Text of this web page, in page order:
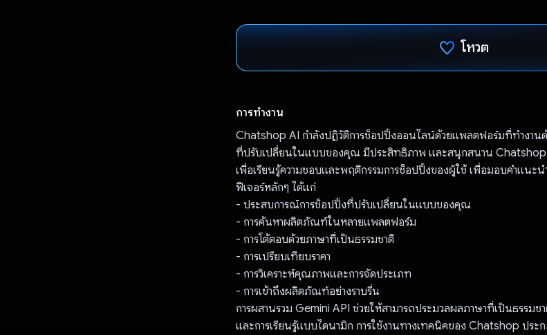
โหวต
การทำงาน
Chatshop AI กำลังปฏิวัติการช็อปปิ้งออนไลน์ด้วยแพลตฟอร์มที่ทำงาน
ที่ปรับเปลี่ยนในแบบของคุณ มีประสิทธิภาพ และสนุกสนาน Chatshop
เพื่อเรียนรู้ความชอบและพฤติกรรมการช็อปปิ้งของผู้ใช้ เพื่อมอบคำแน
ฟีเจอร์หลักๆ ได้แก่
- ประสบการณ์การช็อปปิ้งที่ปรับเปลี่ยนในแบบของคุณ
- การค้นหาผลิตภัณฑ์ในหลายแพลตฟอร์ม
- การโต้ตอบด้วยภาษาที่เป็นธรรมชาติ
- การเปรียบเทียบราคา
- การวิเคราะห์คุณภาพและการจัดประเภท
- การเข้าถึงผลิตภัณฑ์อย่างราบรื่น
การผสานรวม Gemini API ช่วยให้สามารถประมวลผลภาษาที่เป็นธรรม
และการเรียนรู้แบบไดนามิก การใช้งานทางเทคนิคของ Chatshop ประก